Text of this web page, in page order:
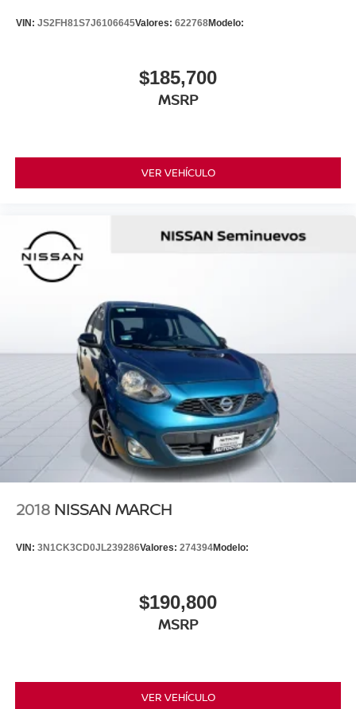
VIN: JS2FH81S7J6106645Valores: 622768Modelo:
$185,700
MSRP
VER VEHÍCULO
2018 NISSAN MARCH
VIN: 3N1CK3CD0JL239286Valores: 274394Modelo:
$190,800
MSRP
VER VEHÍCULO